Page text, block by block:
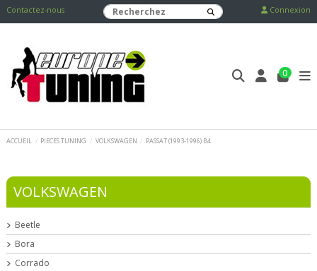
Contactez-nous Connexion
0
ACCUEIL PIECES TUNING VOLKSWAGEN PASSAT (1993-1996) B4
VOLKSWAGEN
Beetle
Bora
Corrado